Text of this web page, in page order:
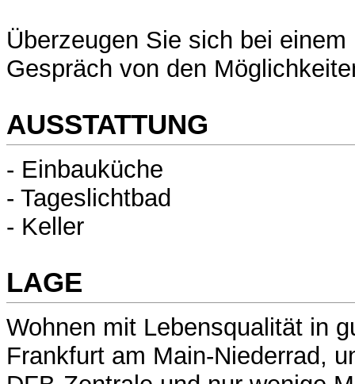
Überzeugen Sie sich bei einem
Gespräch von den
AUSSTATTUNG
- Einbauküche
- Tageslichtbad
- Keller
LAGE
Wohnen mit Lebensqualität in
Frankfurt am Main-Niederrad,